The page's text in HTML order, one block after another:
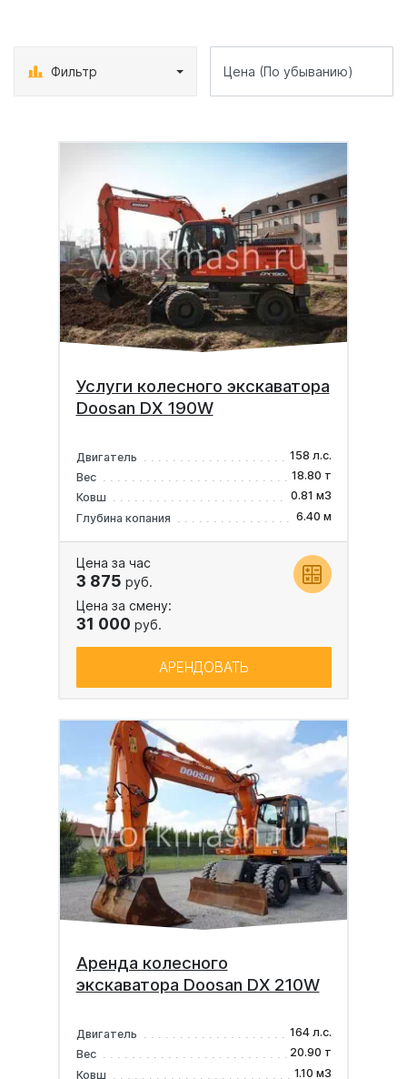
Фильтр
Услуги колесного экскаватора
Doosan DX 190W
Двигатель
158 л.с.
Вес
18.80 т
Ковш
0.81 м3
Глубина копания
6.40 м
Цена за час
3 875 руб.
Цена за смену:
31 000 руб.
АРЕНДОВАТЬ
Аренда колесного
экскаватора Doosan DX 210W
Двигатель
164 л.с.
Вес
20.90 т
Ковш
1.10 м3